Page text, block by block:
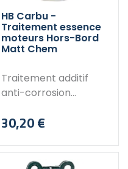
HB Carbu -
Traitement essence
moteurs Hors-Bord
Matt Chem
Traitement additif
anti-corrosion
hors-bord. Permet
présente dans le
réservoir moteur.
Prix
30,20 €